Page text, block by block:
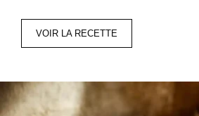
VOIR LA RECETTE